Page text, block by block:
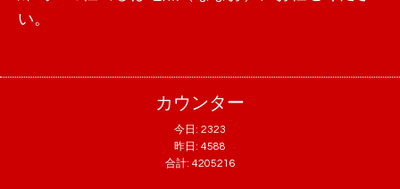
い。
カウンター
今日: 2323
昨日: 4588
合計: 4205216